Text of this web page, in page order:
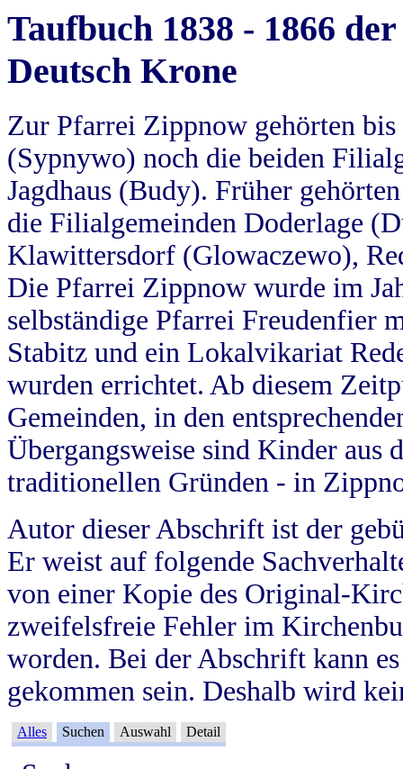
Taufbuch 1838 - 1866
Deutsch Krone
Zur Pfarrei Zippnow gehörten
(Sypnywo) noch die beiden
Jagdhaus (Budy). Früher
die Filialgemeinden Doderlage
Klawittersdorf (Glowaczewo),
Die Pfarrei Zippnow wurde im
selbständige Pfarrei Freudenfier
Stabitz und ein Lokalvikariat
wurden errichtet. Ab diesem
Gemeinden, in den
Übergangsweise sind Kinder aus
traditionellen Gründen - in
Autor dieser Abschrift ist der
Er weist auf folgende
von einer Kopie des Original-
zweifelsfreie Fehler im
worden. Bei der Abschrift kann
gekommen sein. Deshalb wird
Alles Suchen Auswahl Detail